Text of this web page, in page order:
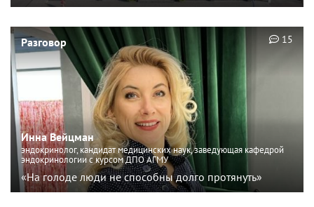
Разговор
Инна Вейцман
эндокринолог, кандидат медицинских наук, заведующая кафедрой
эндокринологии с курсом ДПО АГМУ
«На голоде люди не способны долго протянуть»
15